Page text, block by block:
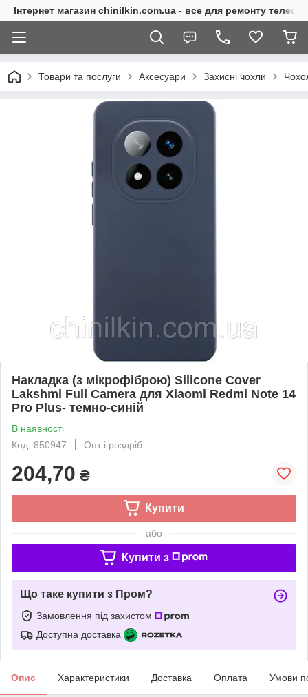
Інтернет магазин chinilkin.com.ua - все для ремонту
Товари та послуги Аксесуари Захисні чохли
Накладка (з мікрофіброю) Silicone Cover
Lakshmi Full Camera для Xiaomi Redmi Note 14
Pro Plus- темно-синій
В наявності
Код: 850947
Опт і роздріб
204,70 ₴
Купити
або
Купити з
Що таке купити з Пром?
Замовлення під захистом
Доступна доставка
Опис Характеристики Доставка Оплата Умови